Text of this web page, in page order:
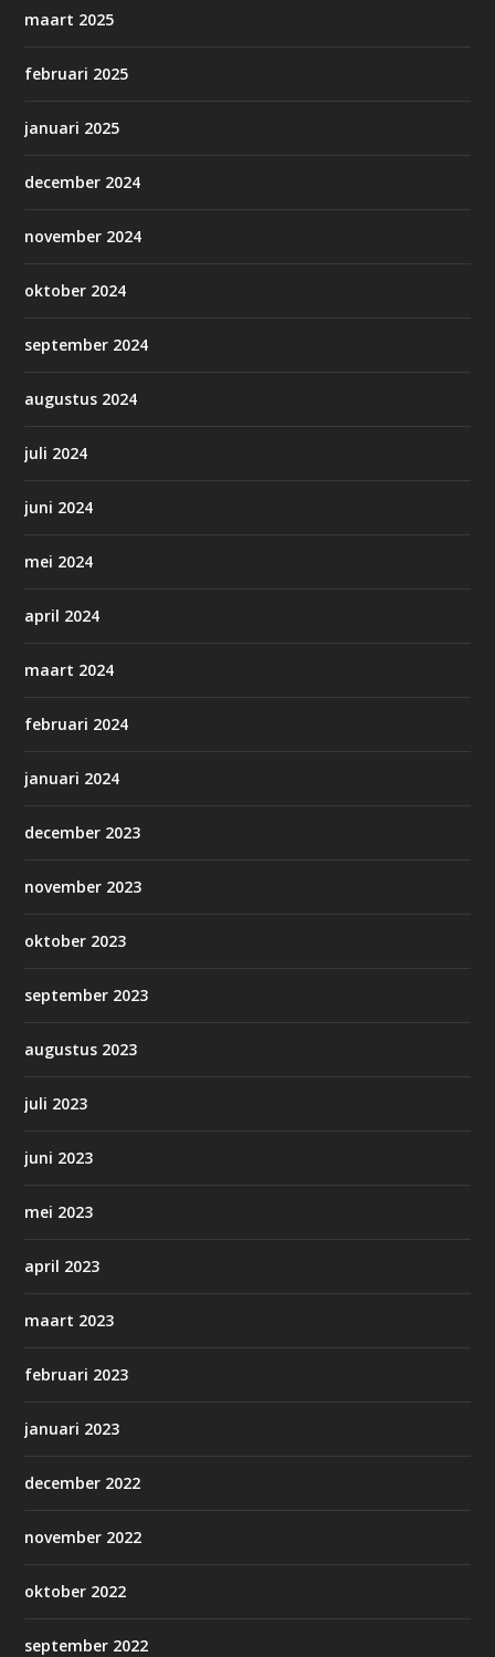
maart 2025
februari 2025
januari 2025
december 2024
november 2024
oktober 2024
september 2024
augustus 2024
juli 2024
juni 2024
mei 2024
april 2024
maart 2024
februari 2024
januari 2024
december 2023
november 2023
oktober 2023
september 2023
augustus 2023
juli 2023
juni 2023
mei 2023
april 2023
maart 2023
februari 2023
januari 2023
december 2022
november 2022
oktober 2022
september 2022